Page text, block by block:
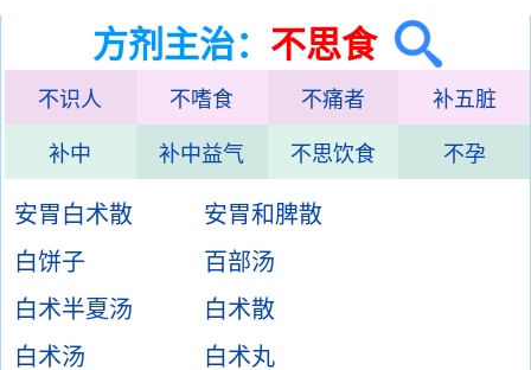
方剂主治： 不思食
不识人 不嗜食 不痛者 补五脏
补中 补中益气 不思饮食 不孕
安胃白术散
安胃和脾散
白饼子
百部汤
白术半夏汤
白术散
白术汤
白术丸